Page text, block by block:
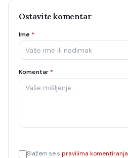
Ostavite komentar
Ime *
Komentar *
Slažem se s pravilima komentiranja